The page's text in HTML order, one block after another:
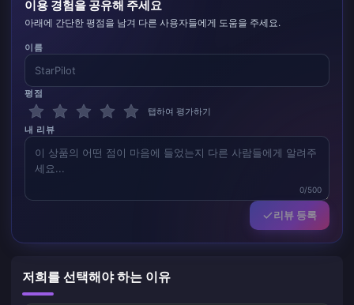
이용 경험을 공유해 주세요
아래에 간단한 평점을 남겨 다른 사용자들에게 도움을 주세요.
이름
평점
탭하여 평가하기
내 리뷰
0/500
리뷰 등록
저희를 선택해야 하는 이유